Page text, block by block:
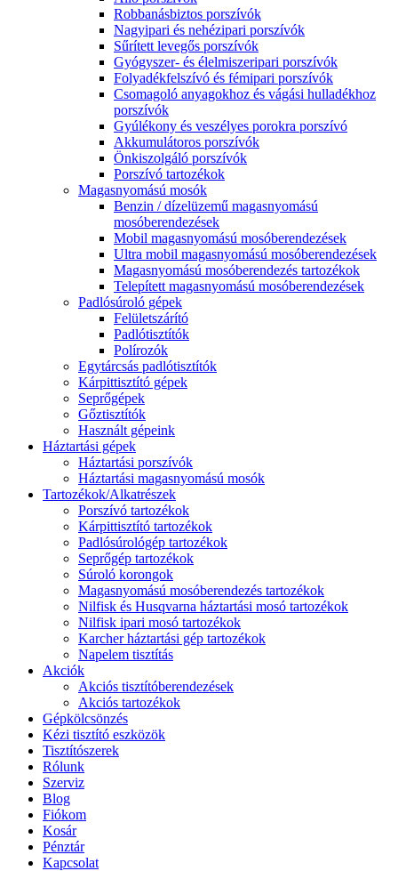
Robbanásbiztos porszívók
Nagyipari és nehézipari porszívók
Sűrített levegős porszívók
Gyógyszer- és élelmiszeripari porszívók
Folyadékfelszívó és fémipari porszívók
Csomagoló anyagokhoz és vágási hulladékhoz
porszívók
Gyúlékony és veszélyes porokra porszívó
Akkumulátoros porszívók
Önkiszolgáló porszívók
Porszívó tartozékok
Magasnyomású mosók
Benzin / dízelüzemű magasnyomású
mosóberendezések
Mobil magasnyomású mosóberendezések
Ultra mobil magasnyomású mosóberendezések
Magasnyomású mosóberendezés tartozékok
Telepített magasnyomású mosóberendezések
Padlósúroló gépek
Felületszárító
Padlótisztítók
Polírozók
Egytárcsás padlótisztítók
Kárpittisztító gépek
Seprőgépek
Gőztisztítók
Használt gépeink
Háztartási gépek
Háztartási porszívók
Háztartási magasnyomású mosók
Tartozékok/Alkatrészek
Porszívó tartozékok
Kárpittisztító tartozékok
Padlósúrológép tartozékok
Seprőgép tartozékok
Súroló korongok
Magasnyomású mosóberendezés tartozékok
Nilfisk és Husqvarna háztartási mosó tartozékok
Nilfisk ipari mosó tartozékok
Karcher háztartási gép tartozékok
Napelem tisztítás
Akciók
Akciós tisztítóberendezések
Akciós tartozékok
Gépkölcsönzés
Kézi tisztító eszközök
Tisztítószerek
Rólunk
Szerviz
Blog
Fiókom
Kosár
Pénztár
Kapcsolat